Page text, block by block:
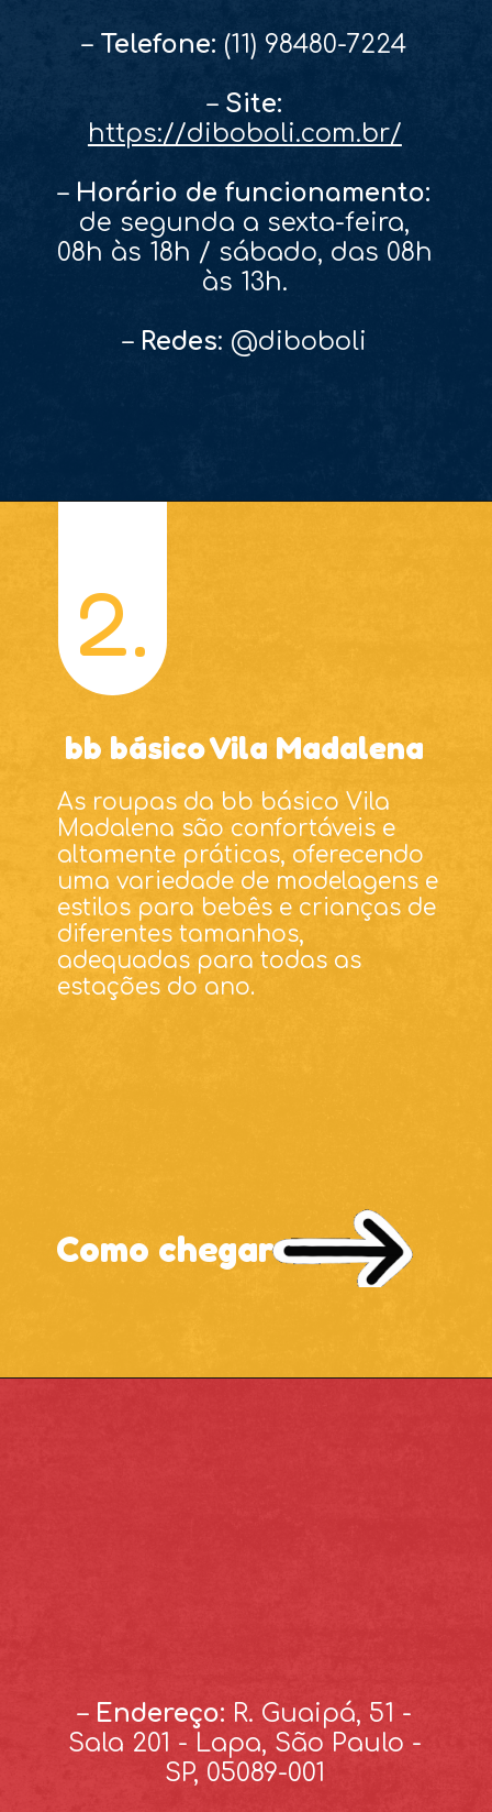
– Telefone: (11) 98480-7224
– Site:
https://diboboli.com.br/
– Horário de funcionamento:
de segunda a sexta-feira,
08h às 18h / sábado, das 08h
às 13h.
– Redes: @diboboli
bb básico Vila Madalena
As roupas da bb básico Vila
Madalena são confortáveis e
altamente práticas, oferecendo
uma variedade de modelagens e
estilos para bebês e crianças de
diferentes tamanhos,
adequadas para todas as
2.
Como chegar
– Endereço: R. Guaipá, 51 -
Sala 201 - Lapa, São Paulo -
SP, 05089-001